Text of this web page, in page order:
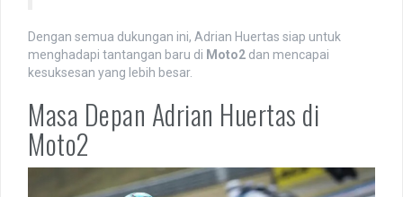
Dengan semua dukungan ini, Adrian Huertas siap untuk
menghadapi tantangan baru di Moto2 dan mencapai
kesuksesan yang lebih besar.
Masa Depan Adrian Huertas di
Moto2